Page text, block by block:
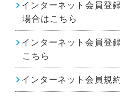
インターネット会員登
場合はこちら
インターネット会員登
こちら
インターネット会員規